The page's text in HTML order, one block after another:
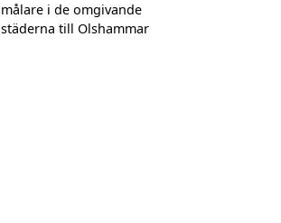
målare i de omgivande
städerna till Olshammar